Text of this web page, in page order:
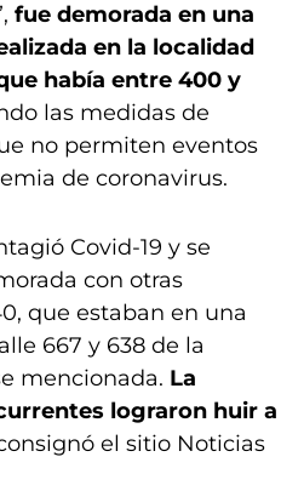
fue demorada en una
en la localidad
había entre 400 y
las medidas de
no permiten eventos
de coronavirus.
Covid-19 y se
con otras
que estaban en una
667 y 638 de la
mencionada. La
lograron huir a
el sitio Noticias